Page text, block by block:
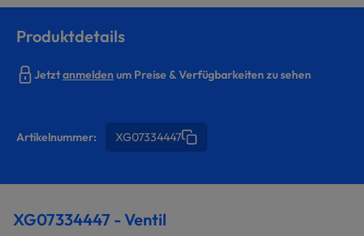
Produktdetails
Jetztanmeldenum Preise & Verfügbarkeiten zu sehen
Artikelnummer: XG07334447
XG07334447 - Ventil